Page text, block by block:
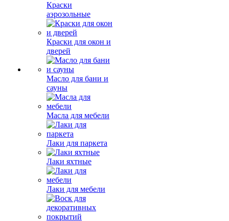
Краски
аэрозольные
Краски для окон и
дверей
Масло для бани и
сауны
Масла для мебели
Лаки для паркета
Лаки яхтные
Лаки для мебели